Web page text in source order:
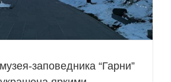
заповедника “Гарни”